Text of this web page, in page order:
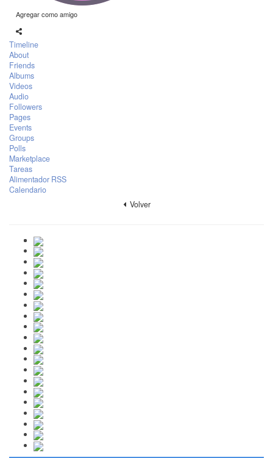
Agregar como amigo
Timeline
About
Friends
Albums
Videos
Audio
Followers
Pages
Events
Groups
Polls
Marketplace
Tareas
Alimentador RSS
Calendario
Volver